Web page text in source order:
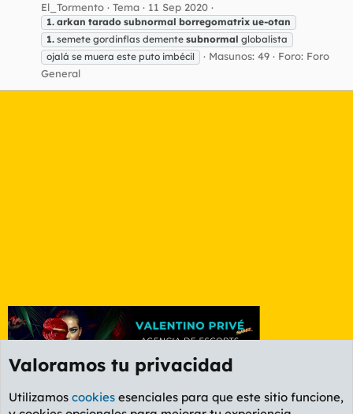
El_Tormento Tema 11 Sep 2020
1. arkan tarado subnormal borregomatrix ue-otan
1. semete gordinflas demente subnormal globalista
ojalá se muera este puto imbécil
Masunos: 49 Foro: Foro
General
Valoramos tu privacidad
Utilizamos cookies esenciales para que este sitio funcione,